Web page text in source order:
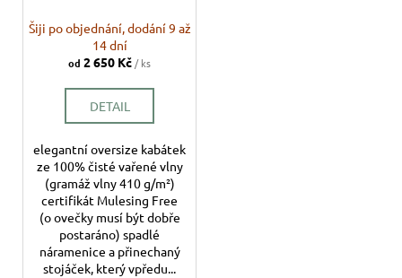
Šiji po objednání, dodání 9 až
14 dní
od 2 650 Kč/ ks
DETAIL
elegantní oversize kabátek
ze 100% čisté vařené vlny
(gramáž vlny 410 g/m²)
certifikát Mulesing Free
(o ovečky musí být dobře
postaráno) spadlé
náramenice a přinechaný
stojáček, který vpředu...